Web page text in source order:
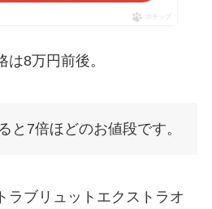
ポチップ
8万円前後。
と7倍ほどのお値段です。
ラブリュットエクストラオ